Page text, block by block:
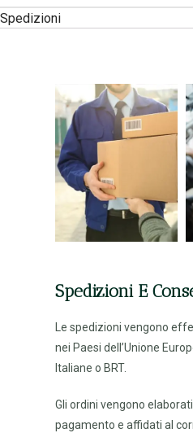
Spedizioni
Spedizioni E
Le spedizioni vengono
nei Paesi dell’Unione
Italiane o BRT.
Gli ordini vengono
pagamento e affidati al